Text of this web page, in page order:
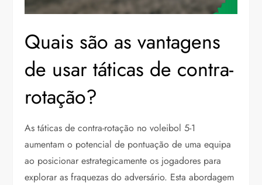
Quais são as vantagens
de usar táticas de contra-
rotação?
As táticas de contra-rotação no voleibol 5-1
aumentam o potencial de pontuação de uma equipa
ao posicionar estrategicamente os jogadores para
explorar as fraquezas do adversário. Esta abordagem